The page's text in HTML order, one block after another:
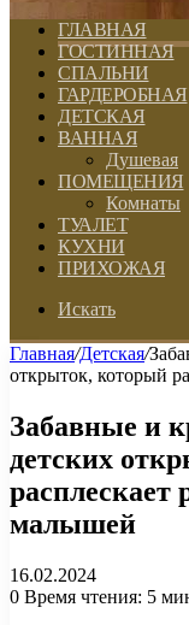
ГЛАВНАЯ
ГОСТИННАЯ
СПАЛЬНИ
ГАРДЕРОБНАЯ
ДЕТСКАЯ
ВАННАЯ
Душевая
ПОМЕЩЕНИЯ
Комнаты
ТУАЛЕТ
КУХНИ
ПРИХОЖАЯ
Искать
Главная/Детская/
открыток, который
Забавные и
детских
расплескает
малышей
16.02.2024
0 Время чтения: 5